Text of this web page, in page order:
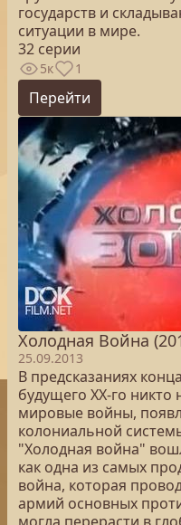
государств и
ситуации в мире.
32 серии
5к 1
Перейти
Холодная Война
25.09.2013
В предсказаниях
будущего XX-го никто
мировые войны,
колониальной
"Холодная война"
как одна из самых
война, которая
армий основных